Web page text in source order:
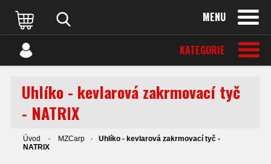
MENU
KATEGORIE
Uhlíko - kevlarová zakrmovací tyč
- NATRIX
Úvod MZCarp
Uhlíko - kevlarová zakrmovací tyč -
NATRIX